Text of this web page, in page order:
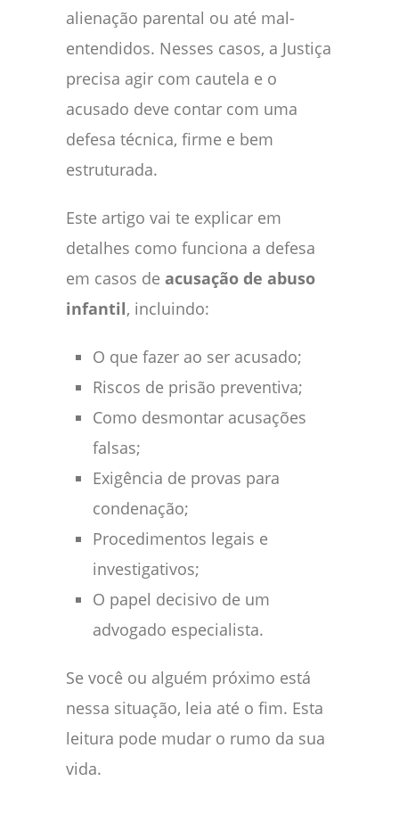
alienação parental ou até mal-
entendidos. Nesses casos, a Justiça
precisa agir com cautela e o
acusado deve contar com uma
defesa técnica, firme e bem
estruturada.
Este artigo vai te explicar em
detalhes como funciona a defesa
em casos de acusação de abuso
infantil, incluindo:
O que fazer ao ser acusado;
Riscos de prisão preventiva;
Como desmontar acusações
falsas;
Exigência de provas para
condenação;
Procedimentos legais e
investigativos;
O papel decisivo de um
advogado especialista.
Se você ou alguém próximo está
nessa situação, leia até o fim. Esta
leitura pode mudar o rumo da sua
vida.